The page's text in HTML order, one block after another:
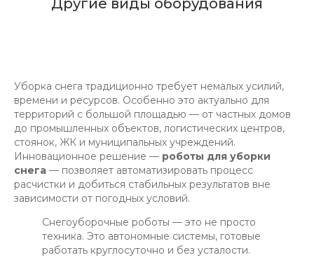
Другие виды оборудования
Уборка снега традиционно требует немалых усилий,
времени и ресурсов. Особенно это актуально для
территорий с большой площадью — от частных домов
до промышленных объектов, логистических центров,
стоянок, ЖК и муниципальных учреждений.
Инновационное решение — роботы для уборки
снега — позволяет автоматизировать процесс
расчистки и добиться стабильных результатов вне
зависимости от погодных условий.
Снегоуборочные роботы — это не просто
техника. Это автономные системы, готовые
работать круглосуточно и без усталости.